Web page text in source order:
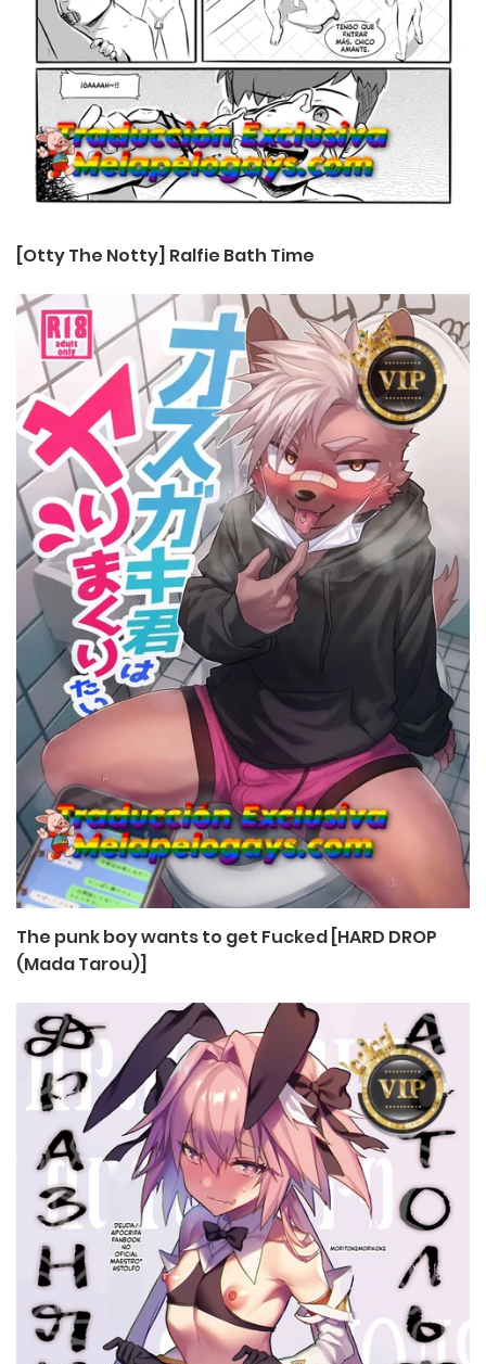
[Otty The Notty] Ralfie Bath Time
The punk boy wants to get Fucked [HARD DROP
(Mada Tarou)]